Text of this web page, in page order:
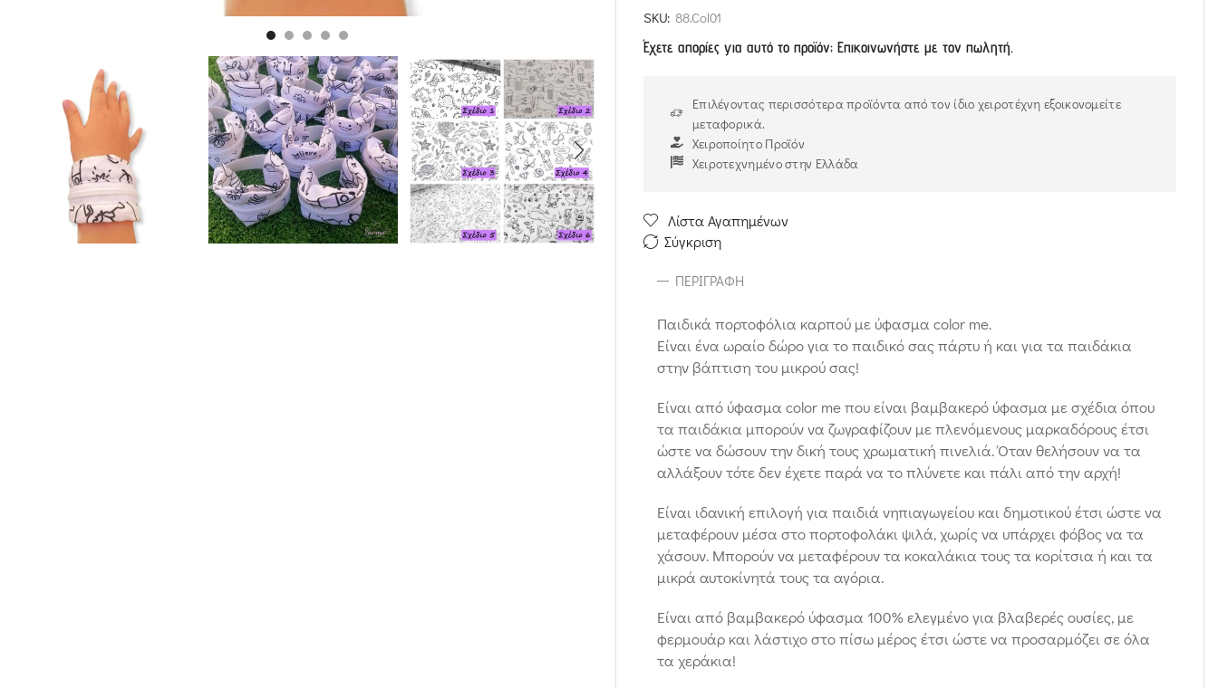
SKU: 88.Col01
Έχετε απορίες για αυτό το προϊόν; Επικοινωνήστε με τον πωλητή.
Επιλέγοντας περισσότερα προϊόντα από τον ίδιο χειροτέχνη εξοικονομείτε
μεταφορικά.
Χειροποίητο Προϊόν
Χειροτεχνημένο στην Ελλάδα
Λίστα Αγαπημένων
Σύγκριση
ΠΕΡΙΓΡΑΦΉ
Παιδικά πορτοφόλια καρπού με ύφασμα color me.
Είναι ένα ωραίο δώρο για το παιδικό σας πάρτυ ή και για τα παιδάκια
στην βάπτιση του μικρού σας!
Είναι από ύφασμα color me που είναι βαμβακερό ύφασμα με σχέδια όπου
τα παιδάκια μπορούν να ζωγραφίζουν με πλενόμενους μαρκαδόρους έτσι
ώστε να δώσουν την δική τους χρωματική πινελιά. Όταν θελήσουν να τα
αλλάξουν τότε δεν έχετε παρά να το πλύνετε και πάλι από την αρχή!
Είναι ιδανική επιλογή για παιδιά νηπιαγωγείου και δημοτικού έτσι ώστε να
μεταφέρουν μέσα στο πορτοφολάκι ψιλά, χωρίς να υπάρχει φόβος να τα
χάσουν. Μπορούν να μεταφέρουν τα κοκαλάκια τους τα κορίτσια ή και τα
μικρά αυτοκίνητά τους τα αγόρια.
Είναι από βαμβακερό ύφασμα 100% ελεγμένο για βλαβερές ουσίες, με
φερμουάρ και λάστιχο στο πίσω μέρος έτσι ώστε να προσαρμόζει σε όλα
τα χεράκια!